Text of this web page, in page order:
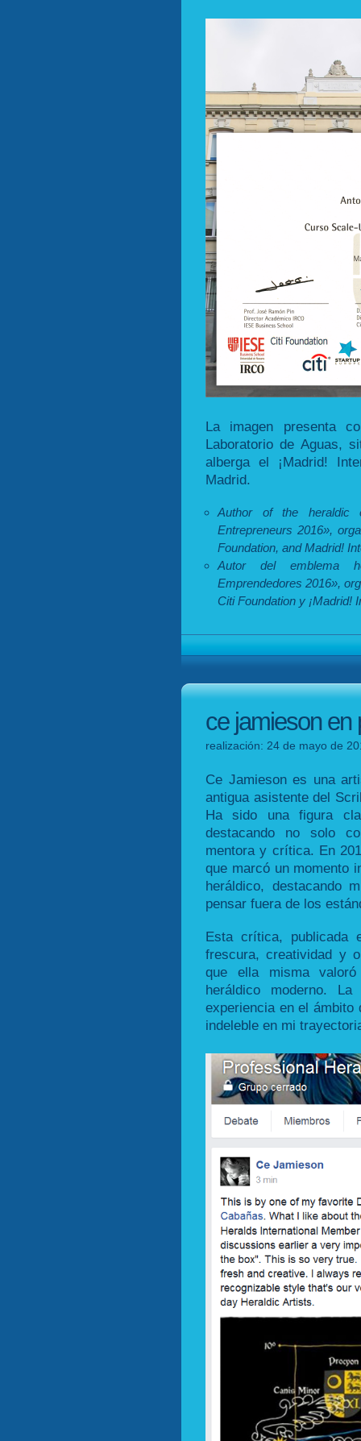
La imagen presenta
Laboratorio de Aguas,
alberga el ¡Madrid!
Madrid.
Author of the heraldic
Entrepreneurs 2016»,
Foundation, and Madrid!
Autor del emblema
Emprendedores 2016»,
Citi Foundation y ¡Madrid!
ce jamieson en
realización: 24 de mayo de
Ce Jamieson es una
antigua asistente del
Ha sido una figura
destacando no solo
mentora y crítica. En
que marcó un momento
heráldico, destacando
pensar fuera de los
Esta crítica, publicada
frescura, creatividad y
que ella misma
heráldico moderno.
experiencia en el ámbito
indeleble en mi